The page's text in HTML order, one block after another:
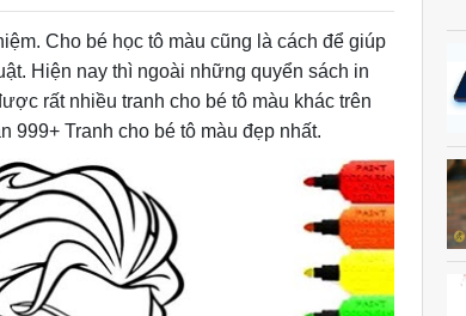
Cho bé học tô màu cũng là cách để giúp
Hiện nay thì ngoài những quyển sách in
rất nhiều tranh cho bé tô màu khác trên
999+ Tranh cho bé tô màu đẹp nhất.